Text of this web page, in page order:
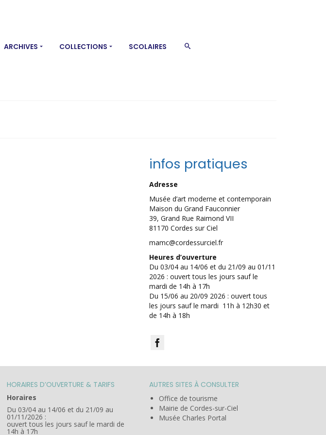
ARCHIVES COLLECTIONS SCOLAIRES
infos pratiques
Adresse
Musée d’art moderne et contemporain
Maison du Grand Fauconnier
39, Grand Rue Raimond VII
81170 Cordes sur Ciel
mamc@cordessurciel.fr
Heures d’ouverture
Du 03/04 au 14/06 et du 21/09 au 01/11
2026 : ouvert tous les jours sauf le
mardi de 14h à 17h
Du 15/06 au 20/09 2026 : ouvert tous
les jours sauf le mardi 11h à 12h30 et
de 14h à 18h
HORAIRES D’OUVERTURE & TARIFS
Horaires
Du 03/04 au 14/06 et du 21/09 au
01/11/2026 :
ouvert tous les jours sauf le mardi de
14h à 17h
AUTRES SITES À CONSULTER
Office de tourisme
Mairie de Cordes-sur-Ciel
Musée Charles Portal